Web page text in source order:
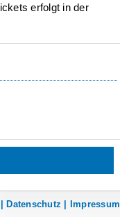
erfolgt in der
Impressum
Datenschutz |